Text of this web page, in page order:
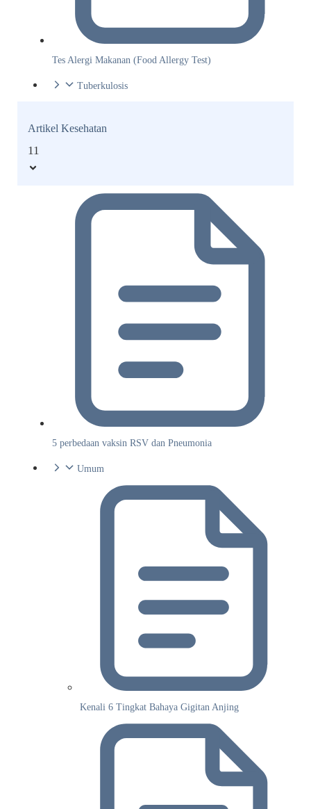
Tes Alergi Makanan (Food Allergy Test)
Tuberkulosis
Artikel Kesehatan
11
5 perbedaan vaksin RSV dan Pneumonia
Umum
Kenali 6 Tingkat Bahaya Gigitan Anjing